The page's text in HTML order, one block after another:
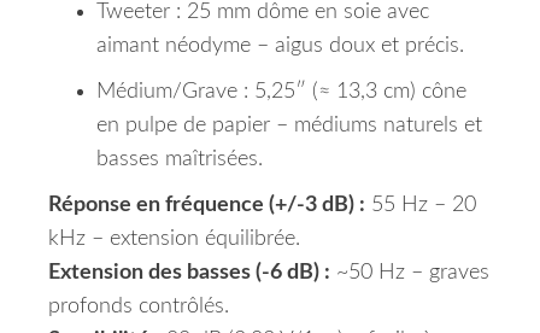
Tweeter : 25 mm dôme en soie avec
aimant néodyme – aigus doux et précis.
Médium/Grave : 5,25″ (≈ 13,3 cm) cône
en pulpe de papier – médiums naturels et
basses maîtrisées.
Réponse en fréquence (+/-3 dB) : 55 Hz – 20
kHz – extension équilibrée.
Extension des basses (-6 dB) : ~50 Hz – graves
profonds contrôlés.